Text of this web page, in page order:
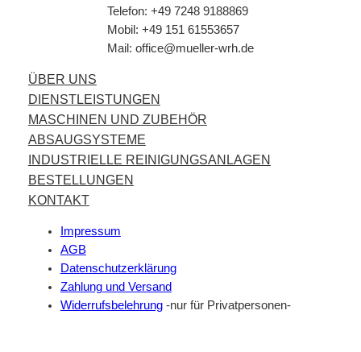
Telefon: +49 7248 9188869
Mobil: +49 151 61553657
Mail: office@mueller-wrh.de
ÜBER UNS
DIENSTLEISTUNGEN
MASCHINEN UND ZUBEHÖR
ABSAUGSYSTEME
INDUSTRIELLE REINIGUNGSANLAGEN
BESTELLUNGEN
KONTAKT
Impressum
AGB
Datenschutzerklärung
Zahlung und Versand
Widerrufsbelehrung-nur für Privatpersonen-